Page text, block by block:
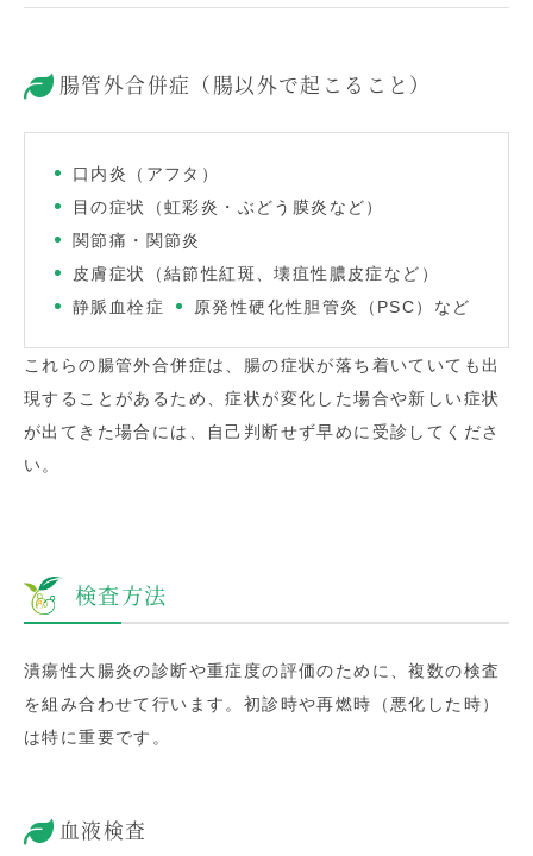
腸管外合併症（腸以外で起こること）
口内炎（アフタ）
目の症状（虹彩炎・ぶどう膜炎など）
関節痛・関節炎
皮膚症状（結節性紅斑、壊疽性膿皮症など）
静脈血栓症
原発性硬化性胆管炎（PSC）など
これらの腸管外合併症は、腸の症状が落ち着いていても出
現することがあるため、症状が変化した場合や新しい症状
が出てきた場合には、自己判断せず早めに受診してくださ
い。
検査方法
潰瘍性大腸炎の診断や重症度の評価のために、複数の検査
を組み合わせて行います。初診時や再燃時（悪化した時）
は特に重要です。
血液検査